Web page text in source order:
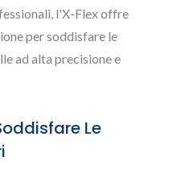
l'X-Flex offre
per soddisfare le
ad alta precisione e
Le